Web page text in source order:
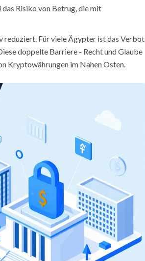
das Risiko von Betrug, die mit
reduziert. Für viele Ägypter ist das Verbot
doppelte Barriere - Recht und Glaube
Kryptowährungen im Nahen Osten.